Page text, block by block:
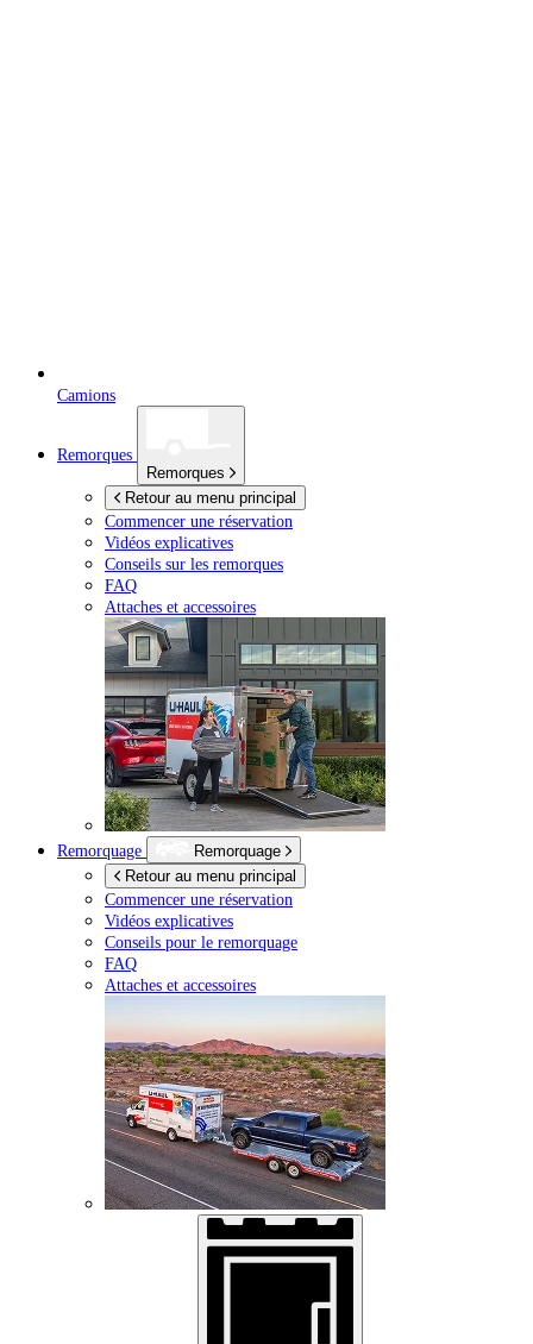
Camions
Remorques
Remorques
Retour au menu principal
Commencer une réservation
Vidéos explicatives
Conseils sur les remorques
FAQ
Attaches et accessoires
Remorquage
Remorquage
Retour au menu principal
Commencer une réservation
Vidéos explicatives
Conseils pour le remorquage
FAQ
Attaches et accessoires